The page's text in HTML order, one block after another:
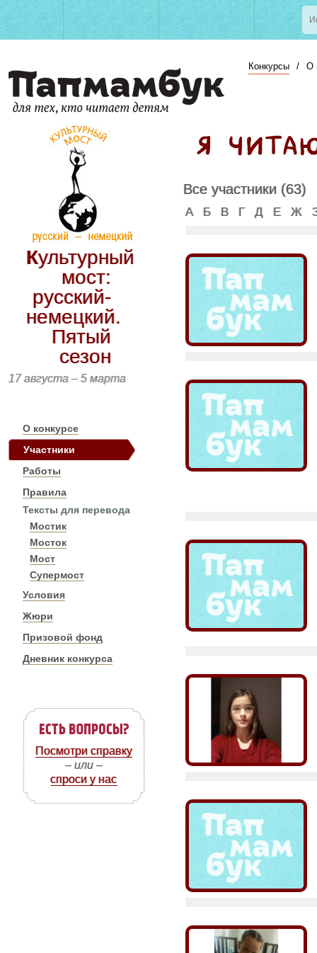
Конкурсы / О
Культурный
мост:
русский-
немецкий.
Пятый
сезон
17 августа – 5 марта
О конкурсе
Участники
Работы
Правила
Тексты для перевода
Мостик
Мосток
Мост
Супермост
Условия
Жюри
Призовой фонд
Дневник конкурса
Посмотри справку
– или –
спроси у нас
Все участники (63)
А Б В Г Д Е Ж